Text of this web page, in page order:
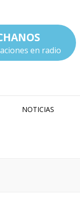
en radio
NOTICIAS